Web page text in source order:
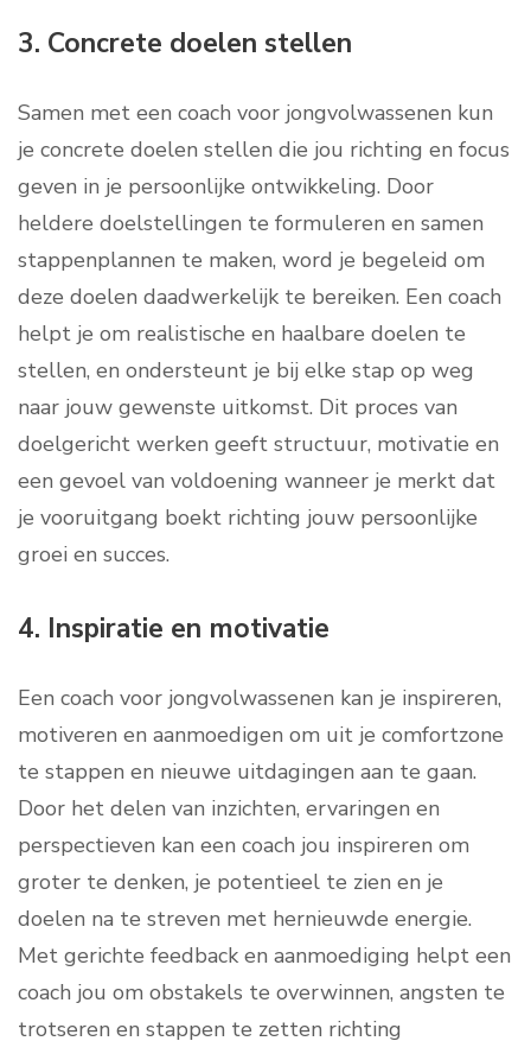
3. Concrete doelen stellen
Samen met een coach voor jongvolwassenen kun
je concrete doelen stellen die jou richting en focus
geven in je persoonlijke ontwikkeling. Door
heldere doelstellingen te formuleren en samen
stappenplannen te maken, word je begeleid om
deze doelen daadwerkelijk te bereiken. Een coach
helpt je om realistische en haalbare doelen te
stellen, en ondersteunt je bij elke stap op weg
naar jouw gewenste uitkomst. Dit proces van
doelgericht werken geeft structuur, motivatie en
een gevoel van voldoening wanneer je merkt dat
je vooruitgang boekt richting jouw persoonlijke
groei en succes.
4. Inspiratie en motivatie
Een coach voor jongvolwassenen kan je inspireren,
motiveren en aanmoedigen om uit je comfortzone
te stappen en nieuwe uitdagingen aan te gaan.
Door het delen van inzichten, ervaringen en
perspectieven kan een coach jou inspireren om
groter te denken, je potentieel te zien en je
doelen na te streven met hernieuwde energie.
Met gerichte feedback en aanmoediging helpt een
coach jou om obstakels te overwinnen, angsten te
trotseren en stappen te zetten richting